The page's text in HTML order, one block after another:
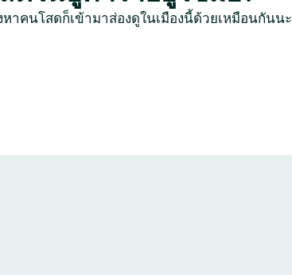
าคนโสดก็เข้ามาส่องดูในเมืองนี้ด้วยเหมือนกันนะ